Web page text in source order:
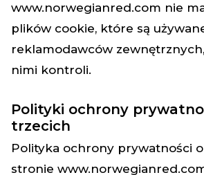
www.norwegianred.com nie
plików cookie, które są
reklamodawców
nimi kontroli.
Polityki ochrony
trzecich
Polityka ochrony prywatności
stronie